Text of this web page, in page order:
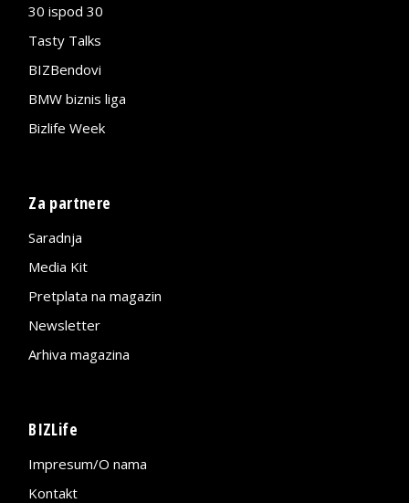
30 ispod 30
Tasty Talks
BIZBendovi
BMW biznis liga
Bizlife Week
Za partnere
Saradnja
Media Kit
Pretplata na magazin
Newsletter
Arhiva magazina
BIZLife
Impresum/O nama
Kontakt